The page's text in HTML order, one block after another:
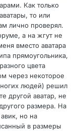
Как только
то или
лично проверял.
а на жгут не
вместо аватара
прямоугольника,
цвета
через некоторое
людей) решил
другой аватар, не
размера. На
но на
в размеры